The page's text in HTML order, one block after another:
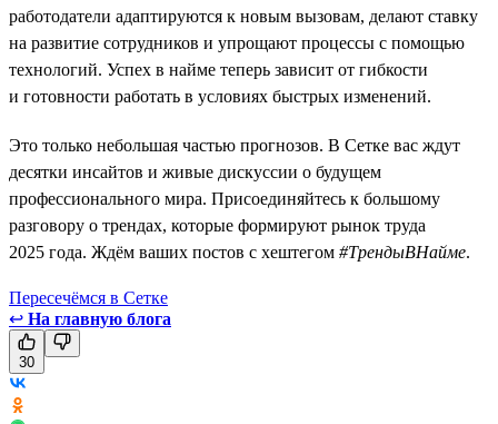
работодатели адаптируются к новым вызовам, делают ставку
на развитие сотрудников и упрощают процессы с помощью
технологий. Успех в найме теперь зависит от гибкости
и готовности работать в условиях быстрых изменений.
Это только небольшая частью прогнозов. В Сетке вас ждут
десятки инсайтов и живые дискуссии о будущем
профессионального мира. Присоединяйтесь к большому
разговору о трендах, которые формируют рынок труда
2025 года. Ждём ваших постов с хештегом #ТрендыВНайме.
Пересечёмся в Сетке
↩ На главную блога
30